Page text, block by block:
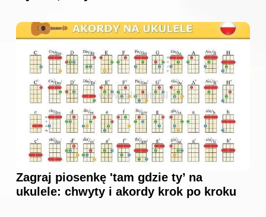
Zagraj piosenkę 'tam gdzie ty’ na
ukulele: chwyty i akordy krok po kroku